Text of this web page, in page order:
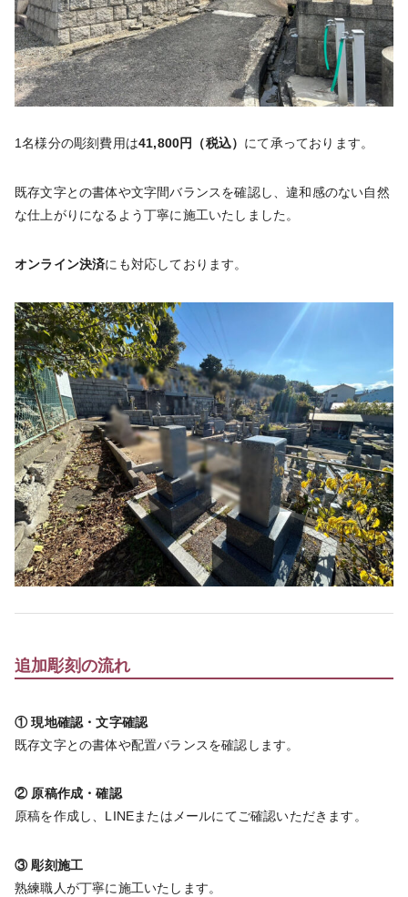
1名様分の彫刻費用は41,800円（税込） にて承っております。
既存文字との書体や文字間バランスを確認し、違和感のない自然
な仕上がりになるよう丁寧に施工いたしました。
オンライン決済にも対応しております。
追加彫刻の流れ
① 現地確認・文字確認
既存文字との書体や配置バランスを確認します。
② 原稿作成・確認
原稿を作成し、LINEまたはメールにてご確認いただきます。
③ 彫刻施工
熟練職人が丁寧に施工いたします。